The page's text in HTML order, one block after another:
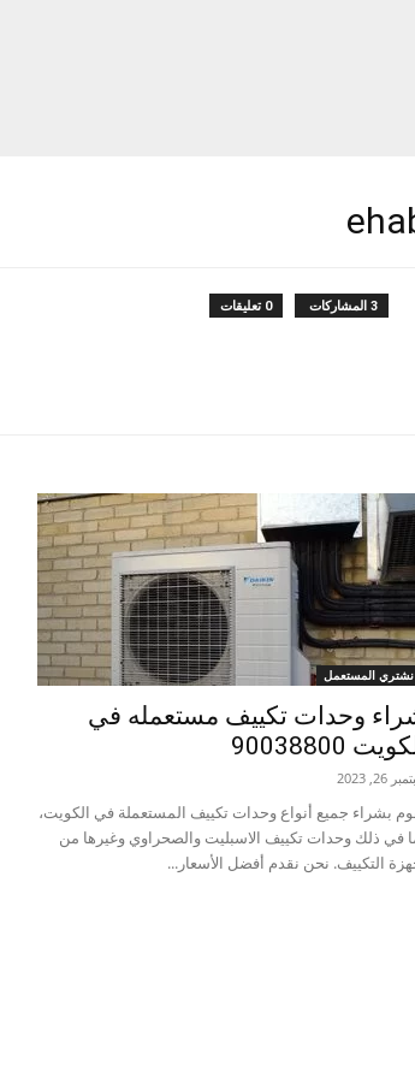
3 المشاركات 0 تعليقات
نشتري المستعمل
وحدات تكييف مستعمله في
90038800
26, 2023
بشراء جميع أنواع وحدات تكييف المستعملة في الكويت،
في ذلك وحدات تكييف الاسبليت والصحراوي وغيرها من
التكييف. نحن نقدم أفضل الأسعار...